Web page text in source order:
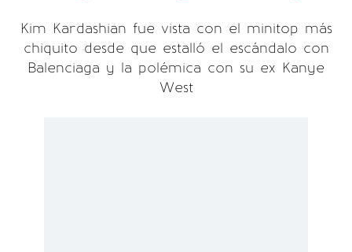
Kim Kardashian fue vista con el minitop más
chiquito desde que estalló el escándalo con
Balenciaga y la polémica con su ex Kanye
West